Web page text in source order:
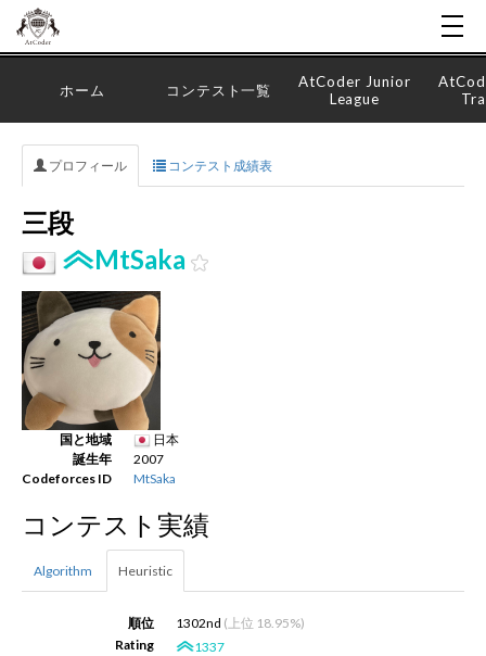
新規登録
ホーム コンテスト一覧
AtCoder Junior
League
プロフィール コンテスト成績表
三段
MtSaka
国と地域
日本
誕生年
2007
Codeforces ID
MtSaka
コンテスト実績
Algorithm Heuristic
順位 1302nd (上位 18.95%)
Rating
1337